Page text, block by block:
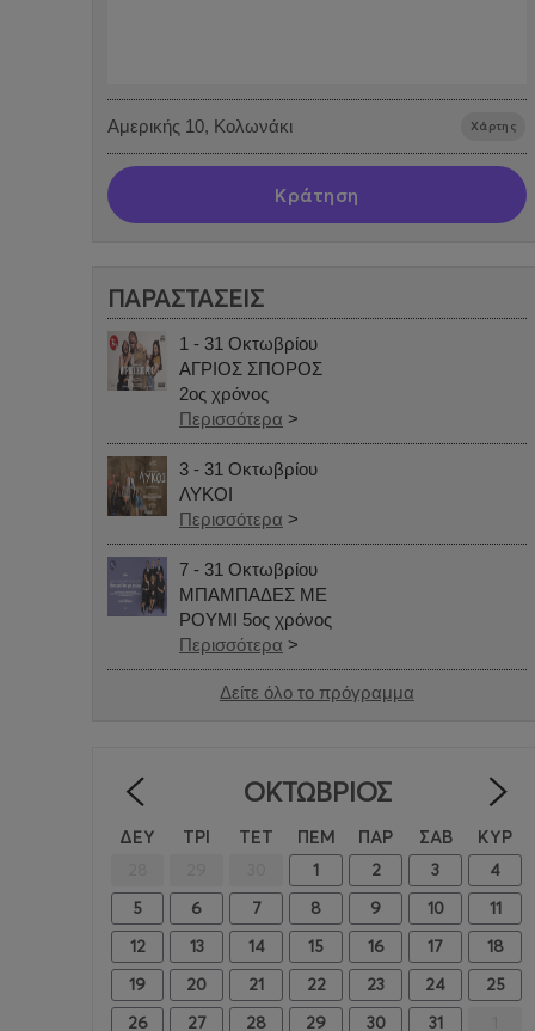
Αμερικής 10, Κολωνάκι Χάρτης
Κράτηση
ΠΑΡΑΣΤΑΣΕΙΣ
1 - 31 Οκτωβρίου
ΑΓΡΙΟΣ ΣΠΟΡΟΣ
2ος χρόνος
Περισσότερα >
3 - 31 Οκτωβρίου
ΛΥΚΟΙ
Περισσότερα >
7 - 31 Οκτωβρίου
ΜΠΑΜΠΑΔΕΣ ΜΕ
ΡΟΥΜΙ 5ος χρόνος
Περισσότερα >
Δείτε όλο το πρόγραμμα
ΟΚΤΏΒΡΙΟΣ
ΔΕΥ ΤΡΙ ΤΕΤ ΠΕΜ ΠΑΡ ΣΑΒ ΚΥΡ
1 2 3
4
5
6 7 8 9 10
11
12
13 14 15 16 17
18
19
20 21 22 23 24
25
26
27 28 29 30 31